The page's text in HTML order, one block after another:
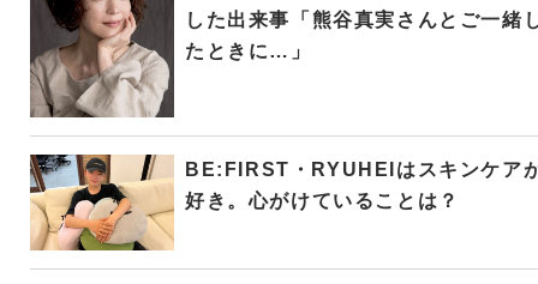
した出来事「熊谷真実さんとご一緒
たときに…」
BE:FIRST・RYUHEIはスキンケア
好き。心がけていることは？